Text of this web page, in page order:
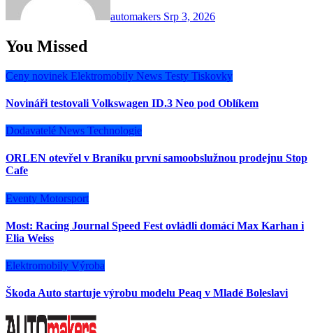
automakers Srp 3, 2026
You Missed
Ceny novinek Elektromobily News Testy Tiskovky
Novináři testovali Volkswagen ID.3 Neo pod Oblíkem
Dodavatelé News Technologie
ORLEN otevřel v Braníku první samoobslužnou prodejnu Stop
Cafe
Eventy Motorsport
Most: Racing Journal Speed Fest ovládli domácí Max Karhan i
Elia Weiss
Elektromobily Výroba
Škoda Auto startuje výrobu modelu Peaq v Mladé Boleslavi